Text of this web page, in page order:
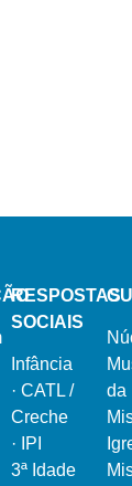
RESPOSTAS
SOCIAIS
Infância
· CATL /
Creche
·
IPI
3ª Idade
da